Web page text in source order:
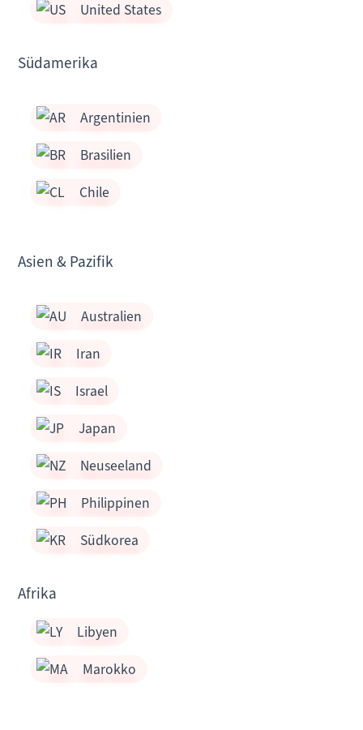
United States
Südamerika
Argentinien
Brasilien
Chile
Asien & Pazifik
Australien
Iran
Israel
Japan
Neuseeland
Philippinen
Südkorea
Afrika
Libyen
Marokko